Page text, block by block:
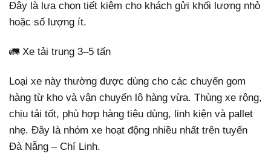
Đây là lựa chọn tiết kiệm cho khách gửi khối lượng nhỏ
hoặc số lượng ít.
🚛 Xe tải trung 3–5 tấn
Loại xe này thường được dùng cho các chuyến gom
hàng từ kho và vận chuyển lô hàng vừa. Thùng xe rộng,
chịu tải tốt, phù hợp hàng tiêu dùng, linh kiện và pallet
nhẹ. Đây là nhóm xe hoạt động nhiều nhất trên tuyến
Đà Nẵng – Chí Linh.